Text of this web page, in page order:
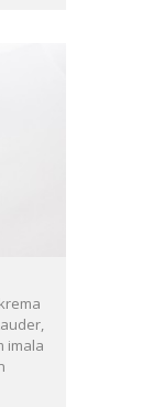
imala